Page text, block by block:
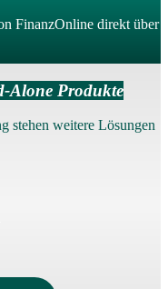
FinanzOnline direkt über
Alone Produkte
stehen weitere Lösungen